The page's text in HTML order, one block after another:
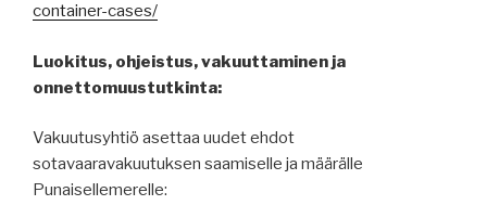
container-cases/
Luokitus, ohjeistus, vakuuttaminen ja
onnettomuustutkinta:
Vakuutusyhtiö asettaa uudet ehdot
sotavaaravakuutuksen saamiselle ja määrälle
Punaisellemerelle: